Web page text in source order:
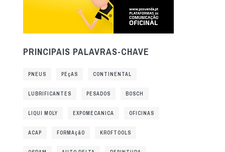
PRINCIPAIS PALAVRAS-CHAVE
PNEUS PEçAS CONTINENTAL
LUBRIFICANTES PESADOS BOSCH
LIQUI MOLY EXPOMECANICA OFICINAS
ACAP FORMAçãO KROFTOOLS